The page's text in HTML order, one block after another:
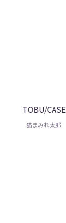
TOBU/CASE
猫まみれ太郎